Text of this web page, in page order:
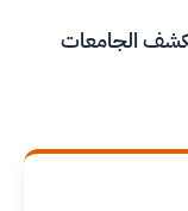
| 10 طرق للكشف الجامعات